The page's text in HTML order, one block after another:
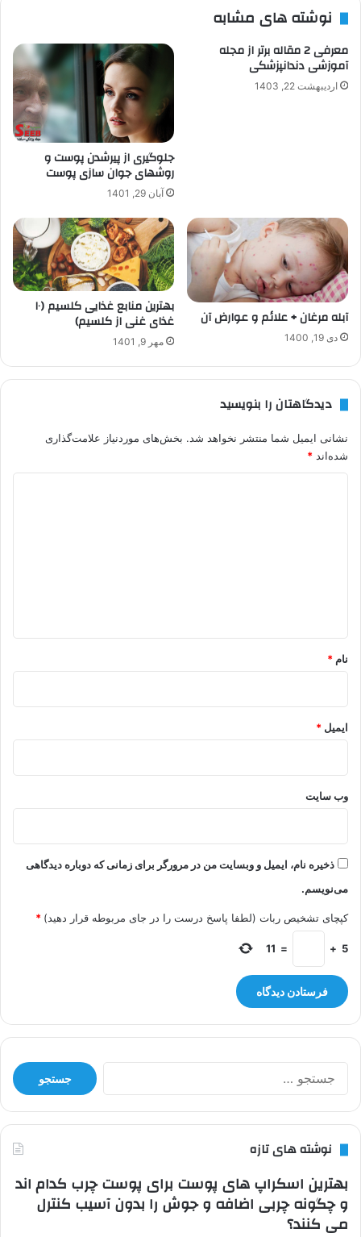
نوشته های مشابه
معرفی 2 مقاله برتر از مجله
آموزشی دندانپزشکی
اردیبهشت 22, 1403
جلوگیری از پیرشدن پوست و
روشهای جوان سازی پوست
آبان 29, 1401
آبله مرغان + علائم و عوارض آن
دی 19, 1400
بهترین منابع غذایی کلسیم (۱۰
غذای غنی از کلسیم)
مهر 9, 1401
دیدگاهتان را بنویسید
نشانی ایمیل شما منتشر نخواهد شد. بخش‌های موردنیاز علامت‌گذاری
شده‌اند *
نام *
ایمیل *
وب‌ سایت
ذخیره نام، ایمیل و وبسایت من در مرورگر برای زمانی که دوباره دیدگاهی
می‌نویسم.
کپچای تشخیص ربات (لطفا پاسخ درست را در جای مربوطه قرار دهید) *
5
+
=
11
جستجو
برای:
نوشته های تازه
بهترین اسکراپ های پوست برای پوست چرب کدام اند
و چگونه چربی اضافه و جوش را بدون آسیب کنترل
می کنند؟